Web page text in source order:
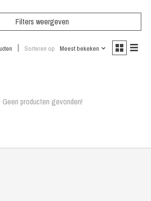
Filters weergeven
Sorteren op Meest bekeken
Geen producten gevonden!